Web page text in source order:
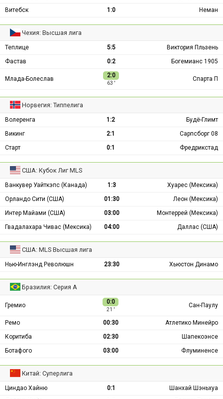
Витебск
1:0 Неман
Чехия: Высшая лига
Теплице 5:5
Виктория Пльзень
Фастав
0:2 Богемианс 1905
Млада-Болеслав 2:0
63 ′
Спарта П
Норвегия: Типпелига
Волеренга 1:2
Будё-Глимт
Викинг
2:1
Сарпсборг 08
Старт
0:1 Фредрикстад
США: Кубок Лиг MLS
Ванкувер Уайткэпс (Канада) 1:3
Хуарес (Мексика)
Орландо Сити (США)
01:30
Леон (Мексика)
Интер Майами (США)
03:00
Монтеррей (Мексика)
Гвадалахара Чивас (Мексика)
04:00 Даллас (США)
США: MLS Высшая лига
Нью-Инглэнд Революшн 23:30 Хьюстон Динамо
Бразилия: Серия А
Гремио 0:0
21 ′
Сан-Паулу
Ремо 00:30
Атлетико Минейро
Коритиба
02:30
Шапекоэнсе
Ботафого
03:00 Флуминенсе
Китай: Суперлига
Циндао Хайню 0:1
Шанхай Шэньхуа